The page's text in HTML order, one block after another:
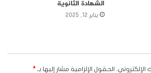
الشهادة الثانوية
يناير 12, 2025
الإلكتروني. الحقول الإلزامية مشار إليها بـ *